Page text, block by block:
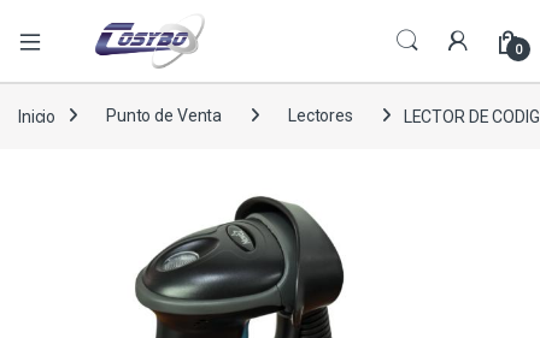
0
Inicio Punto de Venta Lectores LECTOR DE